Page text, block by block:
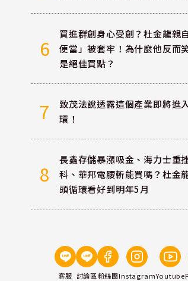
6
買進群創身心受創？杜金龍親
便當」被套牢！為什麼他反而
是絕佳買點？
7
致茂法說透露這個產業即將進
環！
8
長鑫存儲暴漲吸金、海力士重
科、華邦電腰斬能買嗎？杜金
頭循環看好到明年5月
客服 討論區粉絲團InstagramYoutube